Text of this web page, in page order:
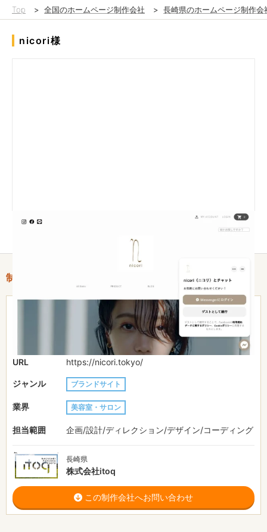
Top > 全国のホームページ制作会社 > 長崎県のホームページ制作会
nicori様
オーナーの想いが伝わるデザインを心掛けて制作しました。
制作情報
51〜100万円
約1ヶ月
URL https://nicori.tokyo/
ジャンル ブランドサイト
業界 美容室・サロン
担当範囲 企画/設計/ディレクション/デザイン/コーディング
長崎県
株式会社itoq
この制作会社へお問い合わせ